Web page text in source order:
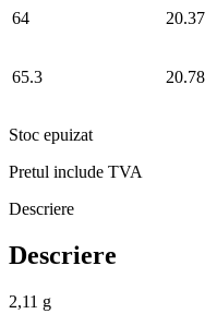
64 20.37
65.3 20.78
Stoc epuizat
Pretul include TVA
Descriere
Descriere
2,11 g